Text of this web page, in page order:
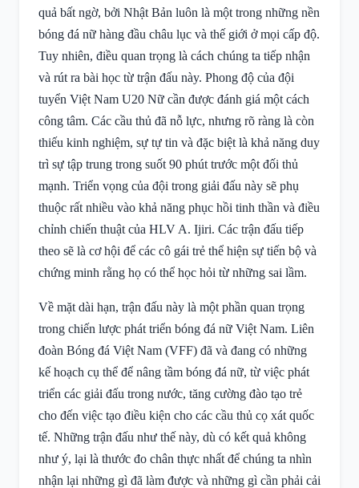
quả bất ngờ, bởi Nhật Bản luôn là một trong những nền
bóng đá nữ hàng đầu châu lục và thế giới ở mọi cấp độ.
Tuy nhiên, điều quan trọng là cách chúng ta tiếp nhận
và rút ra bài học từ trận đấu này. Phong độ của đội
tuyển Việt Nam U20 Nữ cần được đánh giá một cách
công tâm. Các cầu thủ đã nỗ lực, nhưng rõ ràng là còn
thiếu kinh nghiệm, sự tự tin và đặc biệt là khả năng duy
trì sự tập trung trong suốt 90 phút trước một đối thủ
mạnh. Triển vọng của đội trong giải đấu này sẽ phụ
thuộc rất nhiều vào khả năng phục hồi tinh thần và điều
chỉnh chiến thuật của HLV A. Ijiri. Các trận đấu tiếp
theo sẽ là cơ hội để các cô gái trẻ thể hiện sự tiến bộ và
chứng minh rằng họ có thể học hỏi từ những sai lầm.
Về mặt dài hạn, trận đấu này là một phần quan trọng
trong chiến lược phát triển bóng đá nữ Việt Nam. Liên
đoàn Bóng đá Việt Nam (VFF) đã và đang có những
kế hoạch cụ thể để nâng tầm bóng đá nữ, từ việc phát
triển các giải đấu trong nước, tăng cường đào tạo trẻ
cho đến việc tạo điều kiện cho các cầu thủ cọ xát quốc
tế. Những trận đấu như thế này, dù có kết quả không
như ý, lại là thước đo chân thực nhất để chúng ta nhìn
nhận lại những gì đã làm được và những gì cần phải cải